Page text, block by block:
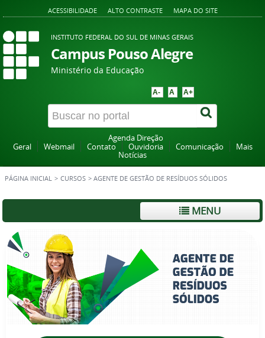
ACESSIBILIDADE ALTO CONTRASTE MAPA DO SITE
INSTITUTO FEDERAL DO SUL DE MINAS GERAIS
Campus Pouso Alegre
Ministério da Educação
A- A A+
Agenda Direção
Geral
Webmail Contato Ouvidoria Comunicação
Mais
Notícias
PÁGINA INICIAL > CURSOS > AGENTE DE GESTÃO DE RESÍDUOS SÓLIDOS
MENU